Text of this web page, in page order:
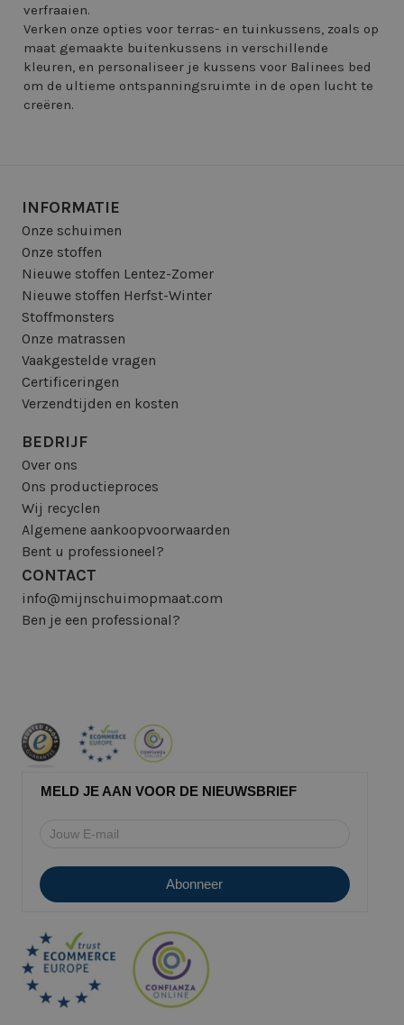
verfraaien.
Verken onze opties voor terras- en tuinkussens, zoals op
maat gemaakte buitenkussens in verschillende
kleuren, en personaliseer je kussens voor Balinees bed
om de ultieme ontspanningsruimte in de open lucht te
creëren.
INFORMATIE
Onze schuimen
Onze stoffen
Nieuwe stoffen Lentez-Zomer
Nieuwe stoffen Herfst-Winter
Stoffmonsters
Onze matrassen
Vaakgestelde vragen
Certificeringen
Verzendtijden en kosten
BEDRIJF
Over ons
Ons productieproces
Wij recyclen
Algemene aankoopvoorwaarden
Bent u professioneel?
CONTACT
info@mijnschuimopmaat.com
Ben je een professional?
MELD JE AAN VOOR DE NIEUWSBRIEF